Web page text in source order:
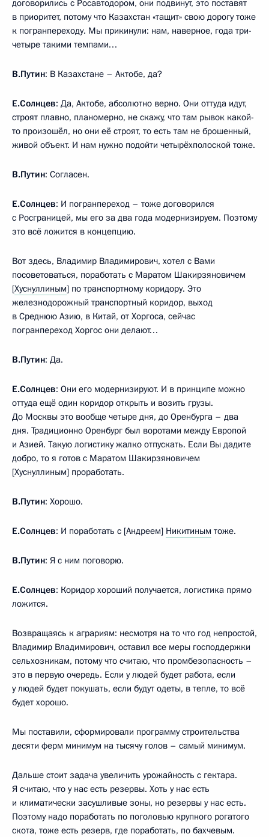
договорились с Росавтодором, они подвинут, это поставят
в приоритет, потому что Казахстан «тащит» свою дорогу тоже
к погранпереходу. Мы прикинули: нам, наверное, года три-
четыре такими темпами…
В.Путин: В Казахстане – Актобе, да?
Е.Солнцев: Да, Актобе, абсолютно верно. Они оттуда идут,
строят плавно, планомерно, не скажу, что там рывок какой-
то произошёл, но они её строят, то есть там не брошенный,
живой объект. И нам нужно подойти четырёхполоской тоже.
В.Путин: Согласен.
Е.Солнцев: И погранпереход – тоже договорился
с Росграницей, мы его за два года модернизируем. Поэтому
это всё ложится в концепцию.
Вот здесь, Владимир Владимирович, хотел с Вами
посоветоваться, поработать с Маратом Шакирзяновичем
[Хуснуллиным] по транспортному коридору. Это
железнодорожный транспортный коридор, выход
в Среднюю Азию, в Китай, от Хоргоса, сейчас
погранпереход Хоргос они делают…
В.Путин: Да.
Е.Солнцев: Они его модернизируют. И в принципе можно
оттуда ещё один коридор открыть и возить грузы.
До Москвы это вообще четыре дня, до Оренбурга – два
дня. Традиционно Оренбург был воротами между Европой
и Азией. Такую логистику жалко отпускать. Если Вы дадите
добро, то я готов с Маратом Шакирзяновичем
[Хуснуллиным] проработать.
В.Путин: Хорошо.
Е.Солнцев: И поработать с [Андреем] Никитиным тоже.
В.Путин: Я с ним поговорю.
Е.Солнцев: Коридор хороший получается, логистика прямо
ложится.
Возвращаясь к аграриям: несмотря на то что год непростой,
Владимир Владимирович, оставил все меры господдержки
сельхозникам, потому что считаю, что промбезопасность –
это в первую очередь. Если у людей будет работа, если
у людей будет покушать, если будут одеты, в тепле, то всё
будет хорошо.
Мы поставили, сформировали программу строительства
десяти ферм минимум на тысячу голов – самый минимум.
Дальше стоит задача увеличить урожайность с гектара.
Я считаю, что у нас есть резервы. Хоть у нас есть
и климатически засушливые зоны, но резервы у нас есть.
Поэтому надо поработать по поголовью крупного рогатого
скота, тоже есть резерв, где поработать, по бахчевым.